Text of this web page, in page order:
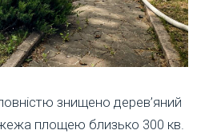
знищено дерев’яний
площею близько 300 кв.